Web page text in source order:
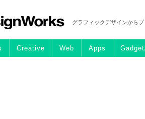
グラフィックデザインから
Creative Web Apps